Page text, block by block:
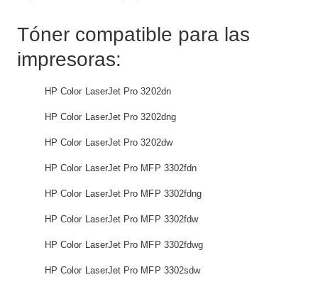
Tóner compatible para las
impresoras:
HP Color LaserJet Pro 3202dn
HP Color LaserJet Pro 3202dng
HP Color LaserJet Pro 3202dw
HP Color LaserJet Pro MFP 3302fdn
HP Color LaserJet Pro MFP 3302fdng
HP Color LaserJet Pro MFP 3302fdw
HP Color LaserJet Pro MFP 3302fdwg
HP Color LaserJet Pro MFP 3302sdw